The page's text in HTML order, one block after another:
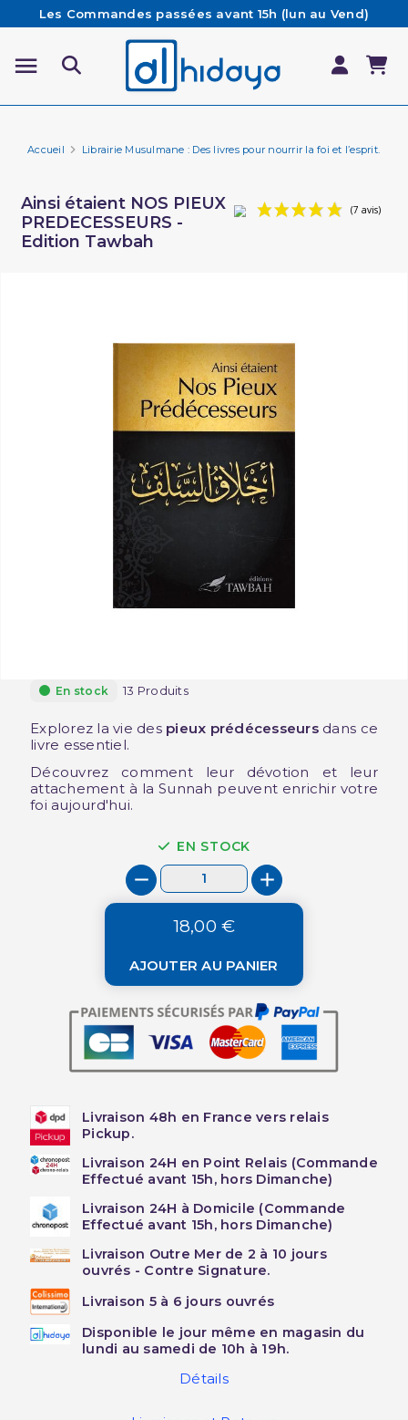
Les Commandes passées avant 15h (lun au Vend)
sont préparées et expédiées le jour même
Besoin d'aide ? Retrouvez notre FAQ
Livraison offerte à partir de 65€ d'achat*
Accueil Librairie Musulmane : Des livres pour nourrir la foi et l’esprit.
Ainsi étaient NOS PIEUX
PREDECESSEURS -
Edition Tawbah
En stock 13 Produits
Explorez la vie des pieux prédécesseursdans ce
livre essentiel.
Découvrez comment leur dévotion et leur
attachement à la Sunnah peuvent enrichir votre
foi aujourd'hui.
EN STOCK
18,00 €
AJOUTER AU PANIER
Livraison 48h en France vers relais
Pickup.
Livraison 24H en Point Relais (Commande
Effectué avant 15h, hors Dimanche)
Livraison 24H à Domicile (Commande
Effectué avant 15h, hors Dimanche)
Livraison Outre Mer de 2 à 10 jours
ouvrés - Contre Signature.
Livraison 5 à 6 jours ouvrés
Disponible le jour même en magasin du
lundi au samedi de 10h à 19h.
Détails